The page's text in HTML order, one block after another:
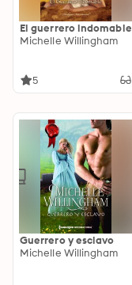
El guerrero indomable
Michelle Willingham
5
Guerrero y esclavo
Michelle Willingham